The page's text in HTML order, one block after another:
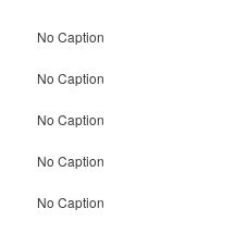
No Caption
No Caption
No Caption
No Caption
No Caption